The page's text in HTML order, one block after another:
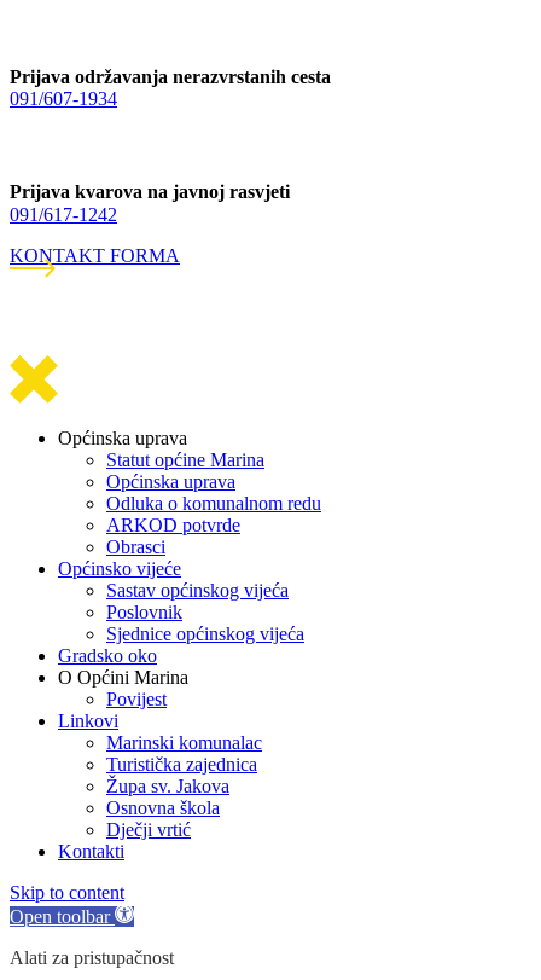
Prijava održavanja nerazvrstanih cesta
091/607-1934
Prijava kvarova na javnoj rasvjeti
091/617-1242
KONTAKT FORMA
Općinska uprava
Statut općine Marina
Općinska uprava
Odluka o komunalnom redu
ARKOD potvrde
Obrasci
Općinsko vijeće
Sastav općinskog vijeća
Poslovnik
Sjednice općinskog vijeća
Gradsko oko
O Općini Marina
Povijest
Linkovi
Marinski komunalac
Turistička zajednica
Župa sv. Jakova
Osnovna škola
Dječji vrtić
Kontakti
Skip to content
Open toolbar
Alati za pristupačnost